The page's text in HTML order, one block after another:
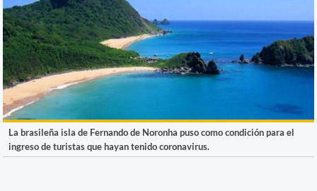
La brasileña isla de Fernando de Noronha puso como condición para el
ingreso de turistas que hayan tenido coronavirus.